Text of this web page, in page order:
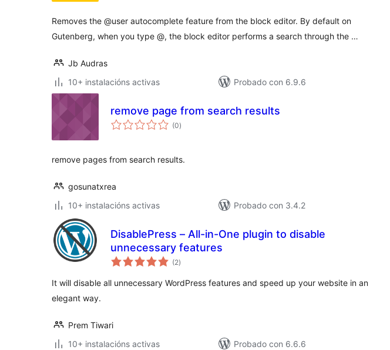
Removes the @user autocomplete feature from the block editor. By default on
Gutenberg, when you type @, the block editor performs a search through the …
Jb Audras
10+ instalacións activas
Probado con 6.9.6
remove page from search results
(0valoracións
totais
)
remove pages from search results.
gosunatxrea
10+ instalacións activas
Probado con 3.4.2
DisablePress – All-in-One plugin to disable
unnecessary features
(2valoracións
totais
)
It will disable all unnecessary WordPress features and speed up your website in an
elegant way.
Prem Tiwari
10+ instalacións activas
Probado con 6.6.6